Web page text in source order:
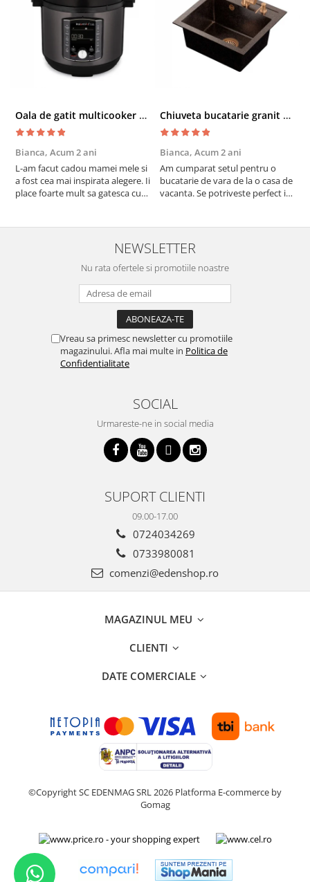
Oala de gatit multicooker 11 functii Instant Pot Pro Crisp 8 + Air Fryer 7.6 lt
Bianca, Acum 2 ani
L-am facut cadou mamei mele si
a fost cea mai inspirata alegere. Ii
place foarte mult sa gatesca cu
cratita...ma gandesc serios sa imi
cumpar si eu! Recomand mult !
Chiuveta bucatarie granit cu finisaj negru perlat/cupru Steingran Art Copper cu dozator si baterie Quadron
Bianca, Acum 2 ani
Am cumparat setul pentru o
bucatarie de vara de la o casa de
vacanta. Se potriveste perfect in
buna, recomand cu drag !
NEWSLETTER
Nu rata ofertele si promotiile noastre
Vreau sa primesc newsletter cu promotiile
magazinului. Afla mai multe in Politica de
Confidentialitate
SOCIAL
Urmareste-ne in social media
SUPORT CLIENTI
09.00-17.00
0724034269
0733980081
comenzi@edenshop.ro
MAGAZINUL MEU
CLIENTI
DATE COMERCIALE
©Copyright SC EDENMAG SRL 2026 Platforma E-commerce by
Gomag